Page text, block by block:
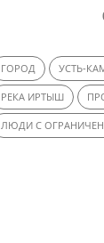
ГОРОД УСТЬ-
РЕКА ИРТЫШ
ЛЮДИ С